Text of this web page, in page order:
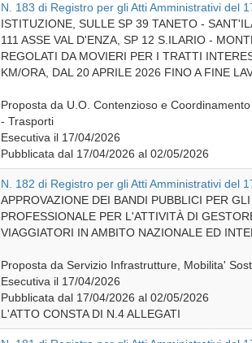
N. 183 di Registro per gli Atti Amministrativi del
ISTITUZIONE, SULLE SP 39 TANETO -
111 ASSE VAL D'ENZA, SP 12 S.ILARIO -
REGOLATI DA MOVIERI PER I TRATTI
KM/ORA, DAL 20 APRILE 2026 FINO A FINE
Proposta da U.O. Contenzioso e
- Trasporti
Esecutiva il 17/04/2026
Pubblicata dal 17/04/2026 al 02/05/2026
N. 182 di Registro per gli Atti Amministrativi del
APPROVAZIONE DEI BANDI PUBBLICI PER
PROFESSIONALE PER L'ATTIVITÀ DI
VIAGGIATORI IN AMBITO NAZIONALE ED
Proposta da Servizio Infrastrutture, Mobilita'
Esecutiva il 17/04/2026
Pubblicata dal 17/04/2026 al 02/05/2026
L'ATTO CONSTA DI N.4 ALLEGATI